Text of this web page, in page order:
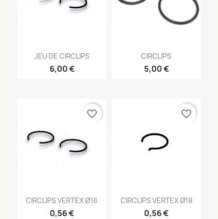
JEU DE CIRCLIPS
6,00 €
CIRCLIPS
5,00 €
CIRCLIPS VERTEX Ø16
0,56 €
favorite_border
CIRCLIPS VERTEX Ø18
0,56 €
favorite_border